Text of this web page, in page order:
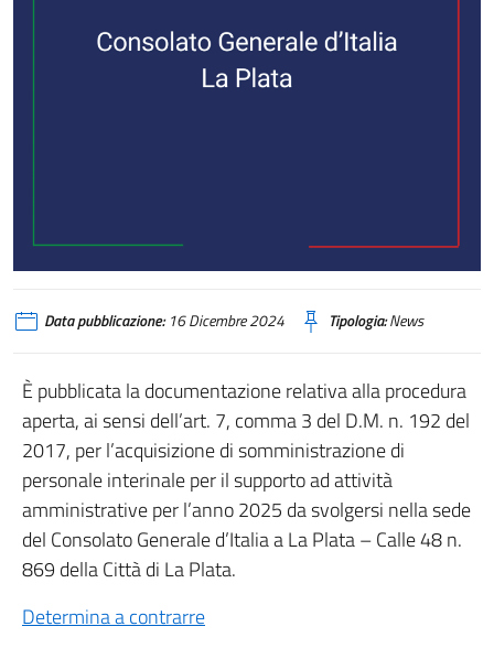
Data pubblicazione:16 Dicembre 2024 Tipologia:News
È pubblicata la documentazione relativa alla procedura
aperta, ai sensi dell’art. 7, comma 3 del D.M. n. 192 del
2017, per l’acquisizione di somministrazione di
personale interinale per il supporto ad attività
amministrative per l’anno 2025 da svolgersi nella sede
del Consolato Generale d’Italia a La Plata – Calle 48 n.
869 della Città di La Plata.
Determina a contrarre